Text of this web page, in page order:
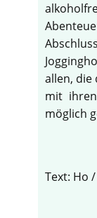
allen, die
mit
möglich
Text: Ho